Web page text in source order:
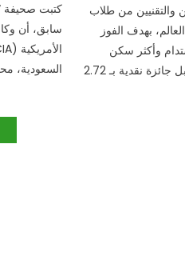
كتبت
سابق، أن
السعودية،
والتقنيين من طلاب
بهدف الفوز
وأكثر سكن
اقتصادي بالطاقة، مقابل جائزة نقدية بـ 2.72